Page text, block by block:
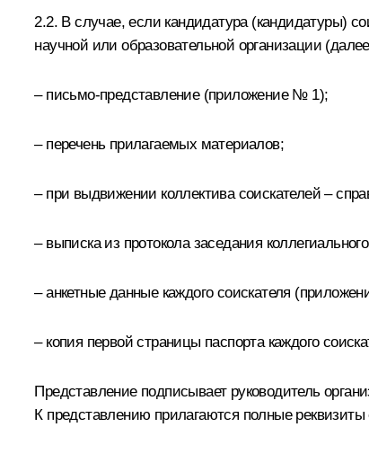
2.2. В случае, если кандидатура (кандидатуры)
научной или образовательной организации
– письмо-представление (приложение № 1);
– перечень прилагаемых материалов;
– при выдвижении коллектива соискателей –
– выписка из протокола заседания
– анкетные данные каждого соискателя (
– копия первой страницы паспорта каждого
Представление подписывает руководитель
К представлению прилагаются полные реквизиты